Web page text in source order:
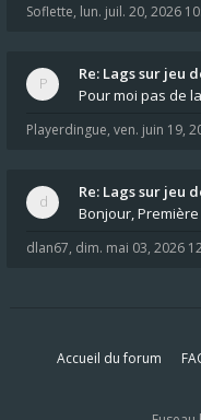
Soflette, lun. juil. 20, 2026
Re: Lags sur jeu
Pour moi pas de
Playerdingue, ven. juin 19,
Re: Lags sur jeu
Bonjour,
dlan67, dim. mai 03, 2026
Accueil du forum